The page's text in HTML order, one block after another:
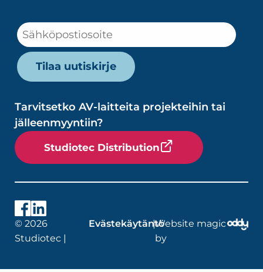
Tarvitsetko AV-laitteita projekteihin tai
jälleenmyyntiin?
Studiotec Distribution
© 2026
Studiotec |
Evästekäytäntö
|Website magic
by